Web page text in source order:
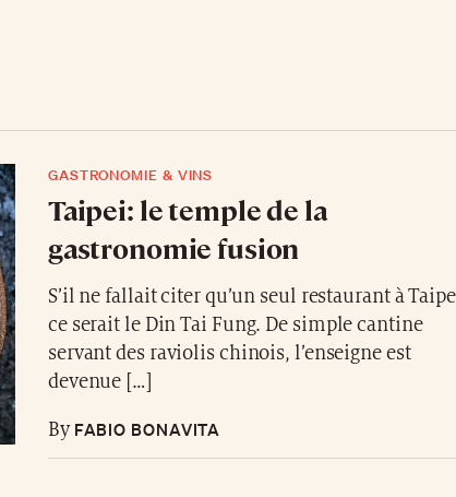
GASTRONOMIE & VINS
Taipei: le temple de la
gastronomie fusion
S’il ne fallait citer qu’un seul restaurant à
ce serait le Din Tai Fung. De simple cantine
servant des raviolis chinois, l’enseigne est
devenue […]
ByFABIO BONAVITA